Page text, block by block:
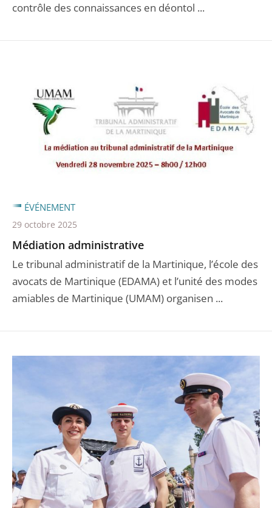
contrôle des connaissances en déontol ...
Médiation administrative
Le tribunal administratif de la Martinique, l’école des
avocats de Martinique (EDAMA) et l’unité des modes
amiables de Martinique (UMAM) organisen ...
ÉVÉNEMENT
29 octobre 2025